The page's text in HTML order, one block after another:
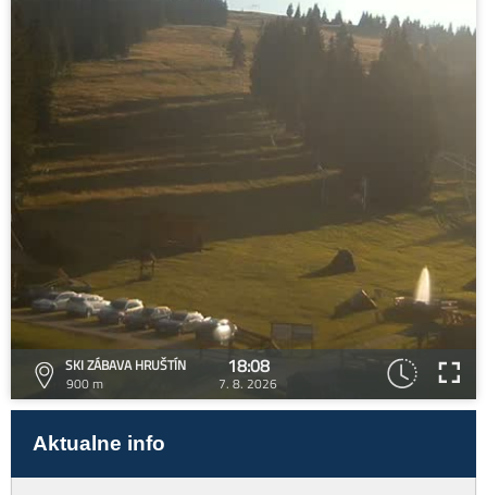
SKI ZÁBAVA HRUŠTÍN
900 m
18:08
7. 8. 2026
Aktualne info